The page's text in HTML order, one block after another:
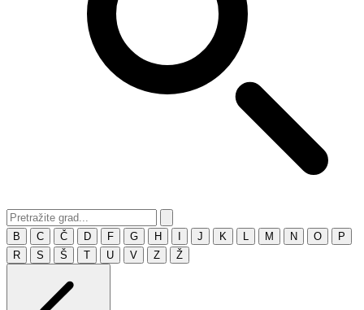
B C Č D F G H J K M N O
P
R
S Š T U V Z Ž